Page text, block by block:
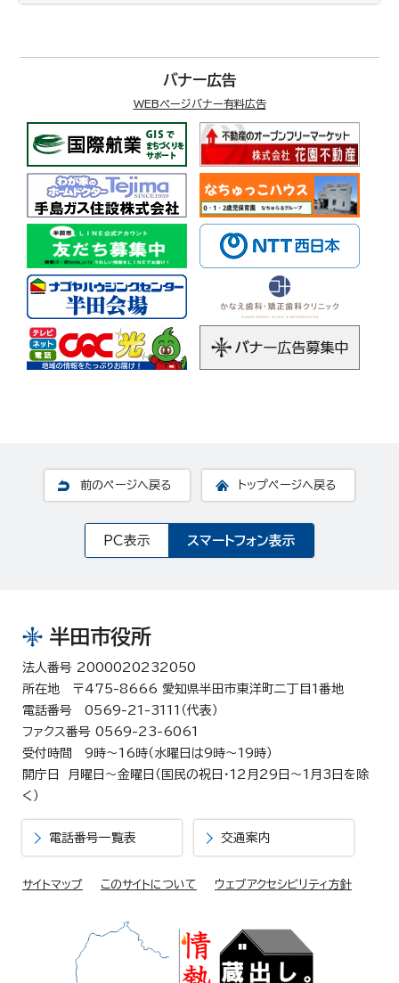
バナー広告
WEBページバナー有料広告
前のページへ戻る トップページへ戻る
PC表示 スマートフォン表示
半田市役所
法人番号 2000020232050
所在地 〒475-8666 愛知県半田市東洋町二丁目1番地
電話番号 0569-21-3111（代表）
ファクス番号 0569-23-6061
受付時間 9時～16時（水曜日は9時～19時）
開庁日 月曜日～金曜日（国民の祝日・12月29日～1月3日を除
く）
電話番号一覧表 交通案内
サイトマップ このサイトについて ウェブアクセシビリティ方針